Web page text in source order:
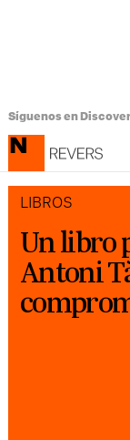
Síguenos en Discover
LIBROS
Un libro
Antoni